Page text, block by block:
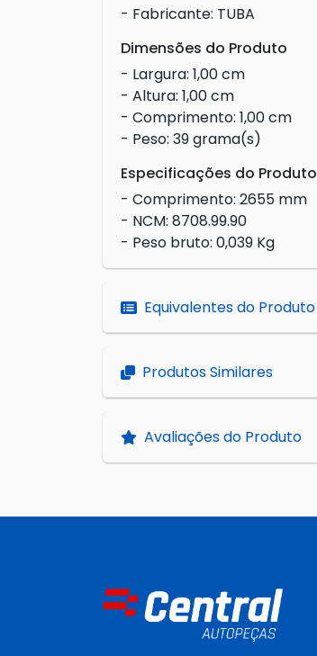
- Fabricante: TUBA
Dimensões do Produto
- Largura: 1,00 cm
- Altura: 1,00 cm
- Comprimento: 1,00 cm
- Peso: 39 grama(s)
Especificações do Produto
- Comprimento: 2655 mm
- NCM: 8708.99.90
- Peso bruto: 0,039 Kg
Equivalentes do Produto
Produtos Similares
Avaliações do Produto